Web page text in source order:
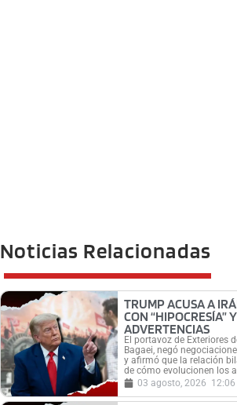
Noticias Relacionadas
TRUMP ACUSA A
CON “HIPOCRESÍA”
ADVERTENCIAS
El portavoz de Exteriores
Bagaei, negó
y afirmó que la relación
de cómo evolucionen los
03 agosto, 2026